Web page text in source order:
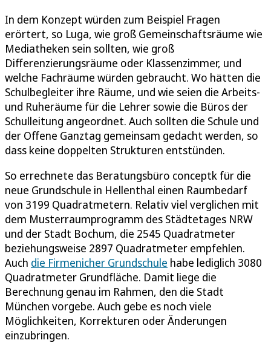
In dem Konzept würden zum Beispiel Fragen
erörtert, so Luga, wie groß Gemeinschaftsräume wie
Mediatheken sein sollten, wie groß
Differenzierungsräume oder Klassenzimmer, und
welche Fachräume würden gebraucht. Wo hätten die
Schulbegleiter ihre Räume, und wie seien die Arbeits-
und Ruheräume für die Lehrer sowie die Büros der
Schulleitung angeordnet. Auch sollten die Schule und
der Offene Ganztag gemeinsam gedacht werden, so
dass keine doppelten Strukturen entstünden.
So errechnete das Beratungsbüro conceptk für die
neue Grundschule in Hellenthal einen Raumbedarf
von 3199 Quadratmetern. Relativ viel verglichen mit
dem Musterraumprogramm des Städtetages NRW
und der Stadt Bochum, die 2545 Quadratmeter
beziehungsweise 2897 Quadratmeter empfehlen.
Auch die Firmenicher Grundschule habe lediglich 3080
Quadratmeter Grundfläche. Damit liege die
Berechnung genau im Rahmen, den die Stadt
München vorgebe. Auch gebe es noch viele
Möglichkeiten, Korrekturen oder Änderungen
einzubringen.